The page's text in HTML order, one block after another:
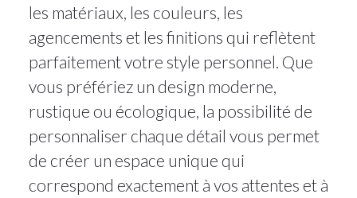
les matériaux, les couleurs, les
agencements et les finitions qui reflètent
parfaitement votre style personnel. Que
vous préfériez un design moderne,
rustique ou écologique, la possibilité de
personnaliser chaque détail vous permet
de créer un espace unique qui
correspond exactement à vos attentes et à